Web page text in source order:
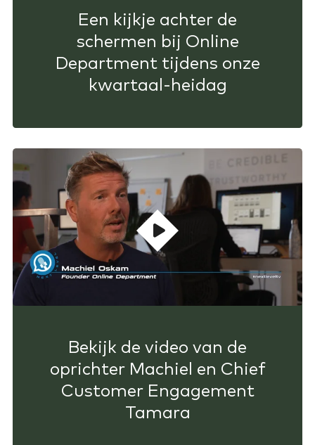
Een kijkje achter de
schermen bij Online
Department tijdens onze
kwartaal-heidag
Bekijk de video van de
oprichter Machiel en Chief
Customer Engagement
Tamara